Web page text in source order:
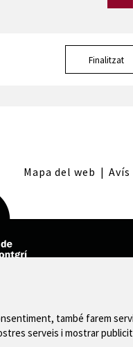
Finalitzat
Mapa del web | Avís
també farem
serveis i mostrar